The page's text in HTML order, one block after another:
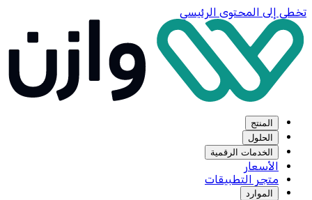
تخطي إلى المحتوى الرئيسي
المنتج
الحلول
الخدمات الرقمية
الأسعار
متجر التطبيقات
الموارد